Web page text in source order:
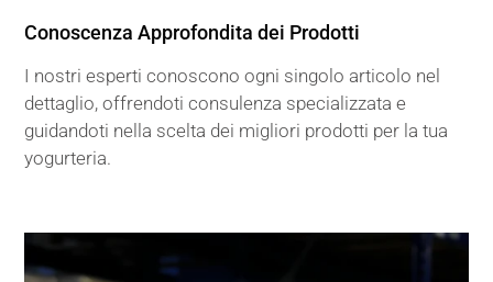
Conoscenza Approfondita dei Prodotti
I nostri esperti conoscono ogni singolo articolo nel
dettaglio, offrendoti consulenza specializzata e
guidandoti nella scelta dei migliori prodotti per la tua
yogurteria.